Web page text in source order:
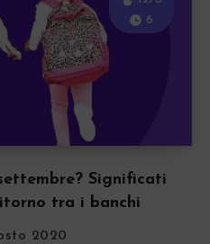
Significati
tra i banchi
6
2020